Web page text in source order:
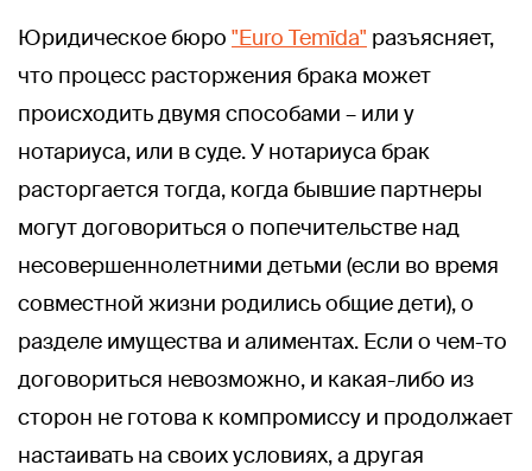
Юридическое бюро "Euro Temīda" разъясняет,
что процесс расторжения брака может
происходить двумя способами – или у
нотариуса, или в суде. У нотариуса брак
расторгается тогда, когда бывшие партнеры
могут договориться о попечительстве над
несовершеннолетними детьми (если во время
совместной жизни родились общие дети), о
разделе имущества и алиментах. Если о чем-то
договориться невозможно, и какая-либо из
сторон не готова к компромиссу и продолжает
настаивать на своих условиях, а другая